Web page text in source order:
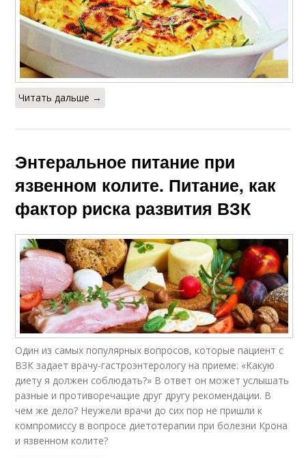
Читать дальше →
Энтеральное питание при
язвенном колите. Питание, как
фактор риска развития ВЗК
Один из самых популярных вопросов, которые пациент с
ВЗК задает врачу-гастроэнтерологу на приеме: «Какую
диету я должен соблюдать?» В ответ он может услышать
разные и противоречащие друг другу рекомендации. В
чем же дело? Неужели врачи до сих пор не пришли к
компромиссу в вопросе диетотерапии при болезни Крона
и язвенном колите?